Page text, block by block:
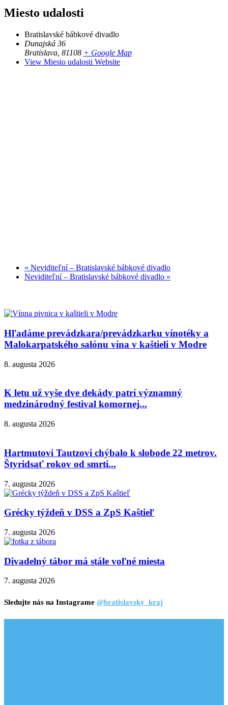
Miesto udalosti
Bratislavské bábkové divadlo
Dunajská 36
Bratislava 81108 + Google Map
View Miesto udalosti Website
« Neviditeľní – Bratislavské bábkové divadlo
Neviditeľní – Bratislavské bábkové divadlo »
Hľadáme prevádzkara/prevádzkarku vínotéky a
Malokarpatského salónu vína v kaštieli v Modre
8. augusta 2026
K letu už vyše dve dekády patrí významný
medzinárodný festival komornej...
8. augusta 2026
Hartmutovi Tautzovi chýbalo k slobode 22 metrov.
Štyridsať rokov od smrti...
7. augusta 2026
Grécky týždeň v DSS a ZpS Kaštieľ
7. augusta 2026
Divadelný tábor má stále voľné miesta
7. augusta 2026
Sledujte nás na Instagrame @bratislavsky_kraj